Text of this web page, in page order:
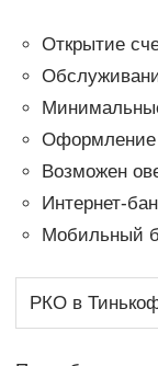
Открытие
Оформление
Возможен
Интернет-
Мобильный
РКО в